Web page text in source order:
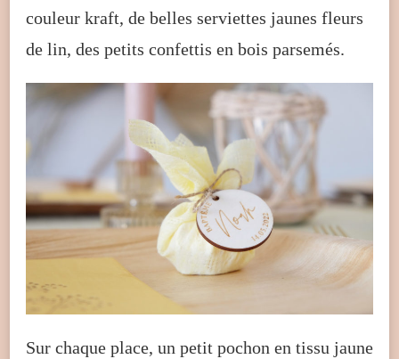
couleur kraft, de belles serviettes jaunes fleurs
de lin, des petits confettis en bois parsemés.
Sur chaque place, un petit pochon en tissu jaune